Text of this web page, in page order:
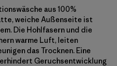
aus 100%
weiche Außenseite ist
Die Hohlfasern und die
warme Luft, leiten
das Trocknen. Eine
Geruchsentwicklung